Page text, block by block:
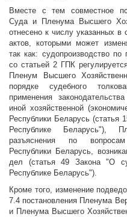
Вместе с тем совместное
Суда и Пленума Высшего
отнесено к числу указанных в
актов, которыми может
так как: судопроизводство
со статьей 2 ГПК
Пленум Высшего
порядке судебного
применения
иной хозяйственной
Республики Беларусь (статья
Республике Беларусь"),
разъяснения по вопросам
Республики Беларусь,
дел (статья 49 Закона "О
Республике Беларусь").
Кроме того, изменение
7.4 постановления Пленума
и Пленума Высшего